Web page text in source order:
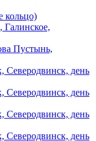
кольцо)
Галинское,
Пустынь,
Северодвинск, день
Северодвинск, день
Северодвинск, день
Северодвинск, день